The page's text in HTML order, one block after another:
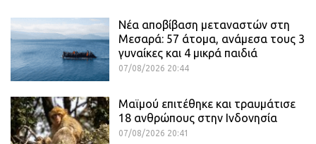
Νέα αποβίβαση μεταναστών στη
Μεσαρά: 57 άτομα, ανάμεσα τους 3
γυναίκες και 4 μικρά παιδιά
07/08/2026 20:44
Μαϊμού επιτέθηκε και τραυμάτισε
18 ανθρώπους στην Ινδονησία
07/08/2026 20:41